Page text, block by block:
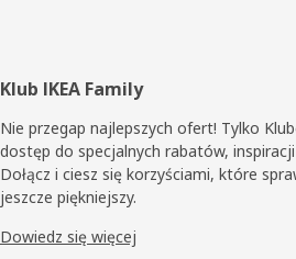
Stopka
Klub IKEA Family
Nie przegap najlepszych ofert! Tylko
dostęp do specjalnych rabatów,
Dołącz i ciesz się korzyściami, które
jeszcze piękniejszy.
Dowiedz się więcej